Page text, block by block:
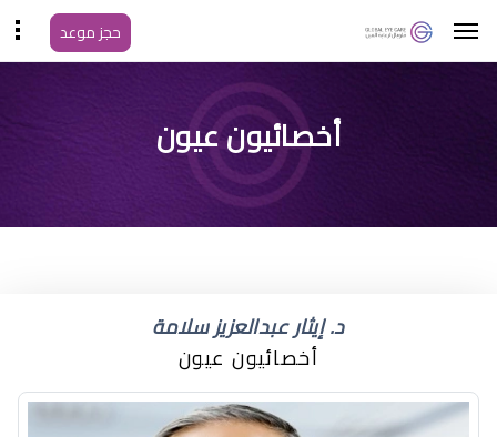
حجز موعد
افضل دكتور عيون بأبها
تويتر
أخصائيون عيون
د. إيثار عبدالعزيز سلامة
أخصائيون عيون